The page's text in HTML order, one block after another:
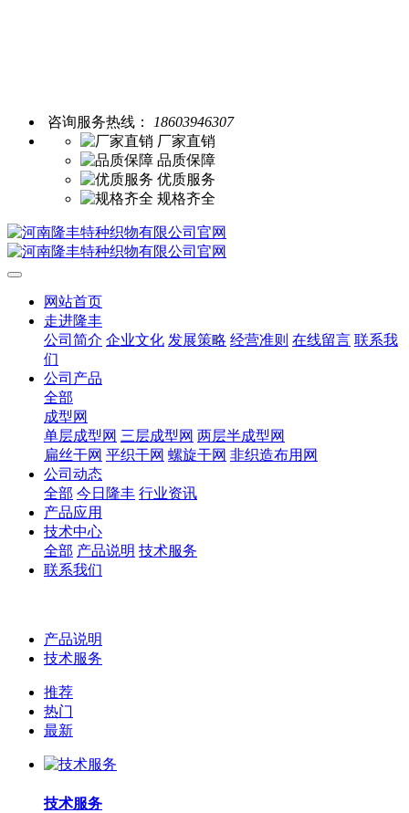
咨询服务热线：
18603946307
厂家直销
品质保障
优质服务
规格齐全
网站首页
走进隆丰
公司简介 企业文化 发展策略 经营准则 在线留言 联系我
们
公司产品
全部
成型网
单层成型网 三层成型网 两层半成型网
扁丝干网 平织干网 螺旋干网 非织造布用网
公司动态
全部 今日隆丰 行业资讯
产品应用
技术中心
全部 产品说明 技术服务
联系我们
产品说明
技术服务
推荐
热门
最新
技术服务